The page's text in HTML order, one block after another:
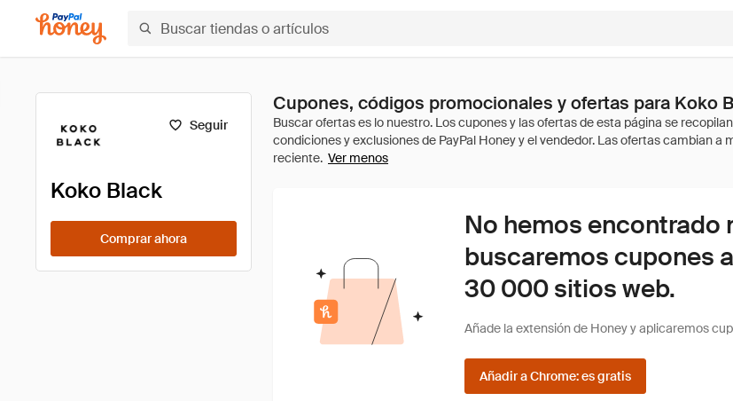
Seguir
Koko Black
Comprar ahora
Cupones, códigos promocionales y ofertas para Koko
Ver menos
No hemos encontrado
buscaremos cupones
30 000 sitios web.
Añade la extensión de Honey y aplicaremos
Añadir a Chrome: es gratis